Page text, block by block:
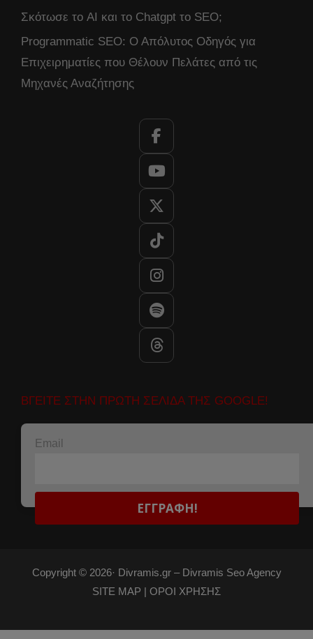
Σκότωσε το AI και το Chatgpt το SEO;
Programmatic SEO: Ο Απόλυτος Οδηγός για
Επιχειρηματίες που Θέλουν Πελάτες από τις
Μηχανές Αναζήτησης
ΒΓΕΙΤΕ ΣΤΗΝ ΠΡΩΤΗ ΣΕΛΙΔΑ ΤΗΣ GOOGLE!
Email
Copyright © 2026· Divramis.gr –Divramis Seo Agency
SITE MAP | ΟΡΟΙ ΧΡΗΣΗΣ